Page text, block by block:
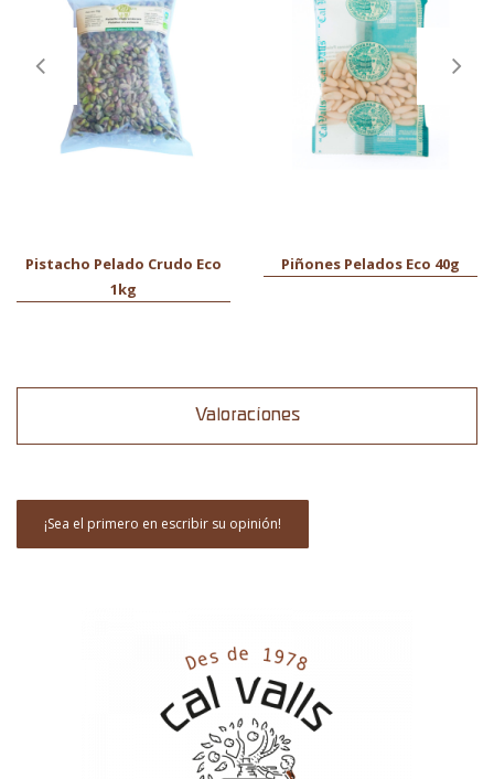
Pistacho Pelado Crudo Eco
1kg
Piñones Pelados Eco 40g
Valoraciones
¡Sea el primero en escribir su opinión!